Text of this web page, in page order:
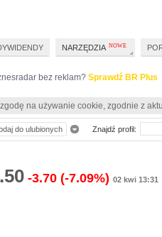
bez reklam? Sprawdź BR Plus
na używanie cookie, zgodnie z
-3.70 (-7.09%) 02 kwi 13:31
do ulubionych Znajdź profil:
NARZĘDZIA